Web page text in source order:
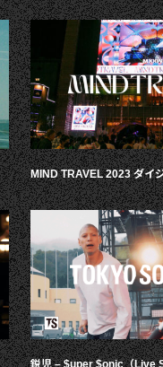
MIND TRAVEL 2023 ダイ
鋭児 – $uper $onic（Live